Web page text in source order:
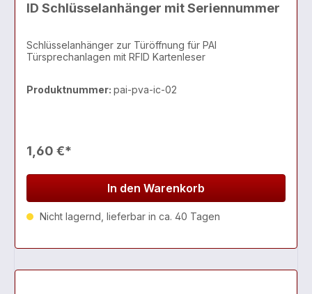
ID Schlüsselanhänger mit Seriennummer
Schlüsselanhänger zur Türöffnung für PAI
Türsprechanlagen mit RFID Kartenleser
Produktnummer: pai-pva-ic-02
1,60 €*
In den Warenkorb
Nicht lagernd, lieferbar in ca. 40 Tagen